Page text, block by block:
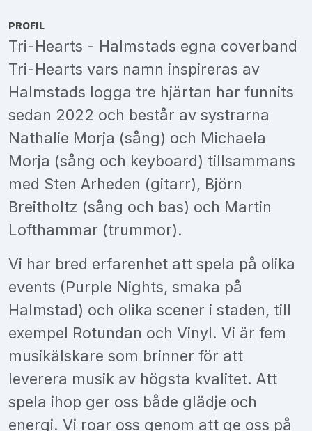
PROFIL
Tri-Hearts - Halmstads egna coverband
Tri-Hearts vars namn inspireras av
Halmstads logga tre hjärtan har funnits
sedan 2022 och består av systrarna
Nathalie Morja (sång) och Michaela
Morja (sång och keyboard) tillsammans
med Sten Arheden (gitarr), Björn
Breitholtz (sång och bas) och Martin
Lofthammar (trummor).
Vi har bred erfarenhet att spela på olika
events (Purple Nights, smaka på
Halmstad) och olika scener i staden, till
exempel Rotundan och Vinyl. Vi är fem
musikälskare som brinner för att
leverera musik av högsta kvalitet. Att
spela ihop ger oss både glädje och
energi. Vi roar oss genom att ge oss på